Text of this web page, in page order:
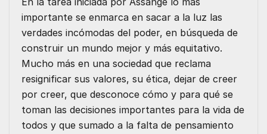
importante se enmarca en sacar a la luz las
verdades incómodas del poder, en búsqueda de
construir un mundo mejor y más equitativo.
Mucho más en una sociedad que reclama
resignificar sus valores, su ética, dejar de creer
por creer, que desconoce cómo y para qué se
toman las decisiones importantes para la vida de
todos y que sumado a la falta de pensamiento